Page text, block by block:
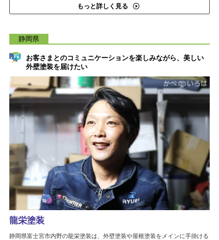
もっと詳しく見る
静岡県
お客さまとのコミュニケーションを楽しみながら、美しい
外壁塗装を届けたい
龍栄塗装
静岡県富士宮市内野の龍栄塗装は、外壁塗装や屋根塗装をメインに手掛ける